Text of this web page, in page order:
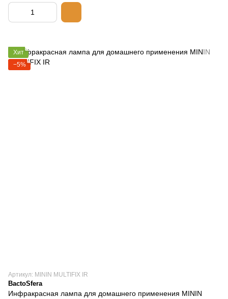
Хит
−5%
Артикул: MININ MULTIFIX IR
BactoSfera
Инфракрасная лампа для домашнего применения MININ